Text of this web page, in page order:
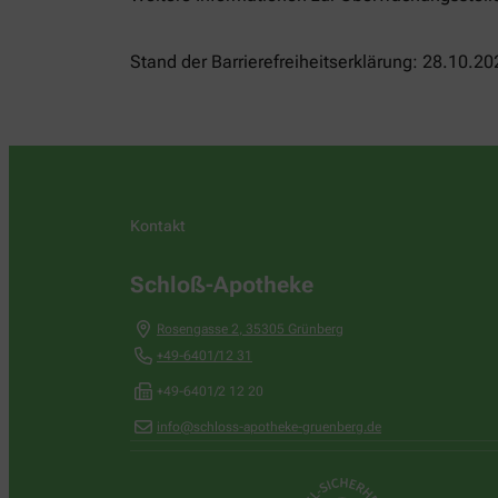
Stand der Barrierefreiheitserklärung:
Kontakt
Schloß-Apotheke
Rosengasse 2 35305 Grünberg
+49-6401/12 31
+49-6401/2 12 20
info@schloss-apotheke-gruenberg.de